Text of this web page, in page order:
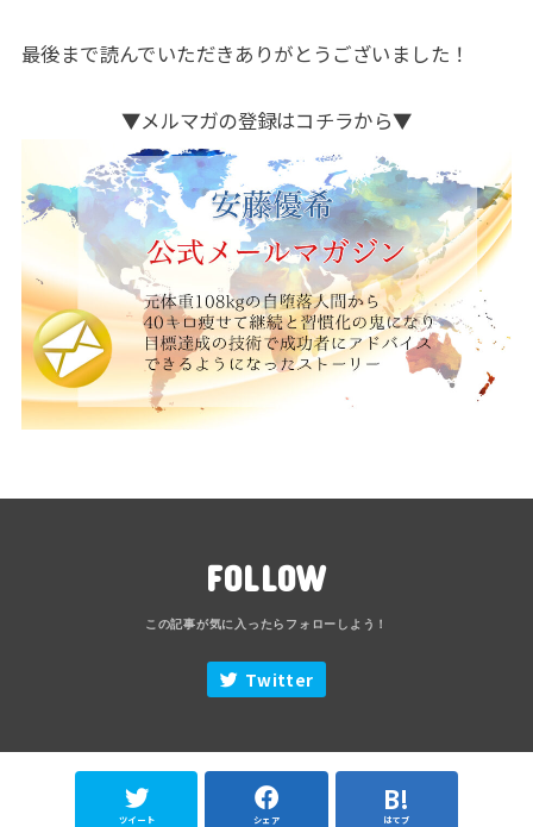
最後まで読んでいただきありがとうございました！
▼メルマガの登録はコチラから▼
FOLLOW
Twitter
ツイート シェア はてブ